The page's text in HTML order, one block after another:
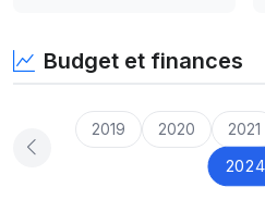
Budget et finances
2019 2020 2021
2024